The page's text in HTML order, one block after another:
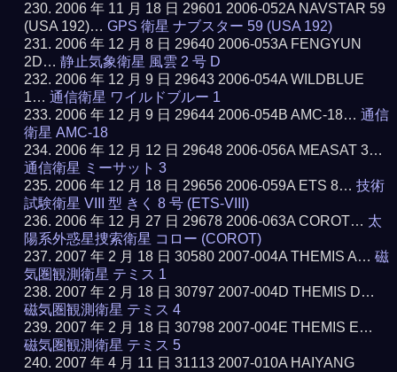
2006 年 11 月 18 日 29601 2006-052A NAVSTAR 59
(USA 192)…GPS 衛星 ナブスター 59 (USA 192)
2006 年 12 月 8 日 29640 2006-053A FENGYUN
2D…静止気象衛星 風雲 2 号 D
2006 年 12 月 9 日 29643 2006-054A WILDBLUE
1…通信衛星 ワイルドブルー 1
2006 年 12 月 9 日 29644 2006-054B AMC-18…通信
衛星 AMC-18
2006 年 12 月 12 日 29648 2006-056A MEASAT 3…
通信衛星 ミーサット 3
2006 年 12 月 18 日 29656 2006-059A ETS 8…技術
試験衛星 VIII 型 きく 8 号 (ETS-VIII)
2006 年 12 月 27 日 29678 2006-063A COROT… 太
陽系外惑星捜索衛星 コロー (COROT)
2007 年 2 月 18 日 30580 2007-004A THEMIS A…磁
気圏観測衛星 テミス 1
2007 年 2 月 18 日 30797 2007-004D THEMIS D…
磁気圏観測衛星 テミス 4
2007 年 2 月 18 日 30798 2007-004E THEMIS E…
磁気圏観測衛星 テミス 5
2007 年 4 月 11 日 31113 2007-010A HAIYANG